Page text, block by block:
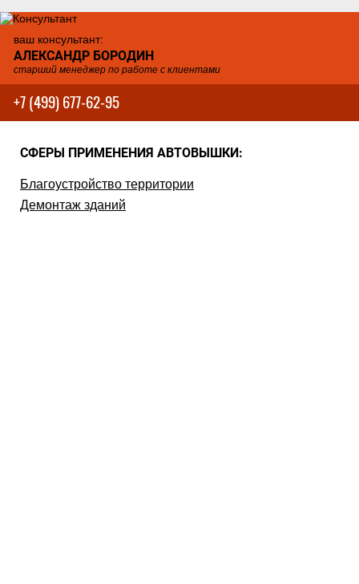
ваш консультант:
АЛЕКСАНДР БОРОДИН
старший менеджер по работе с клиентами
+7 (499) 677-62-95
СФЕРЫ ПРИМЕНЕНИЯ АВТОВЫШКИ:
Благоустройство территории
Демонтаж зданий